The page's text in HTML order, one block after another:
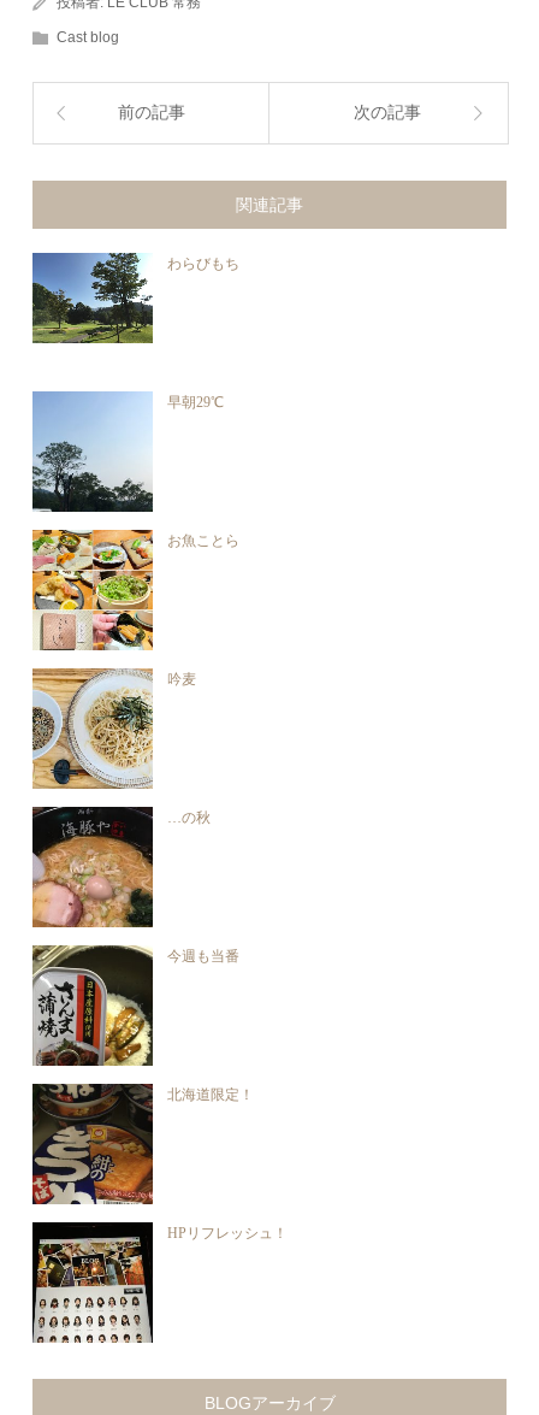
Cast blog
前の記事 次の記事
関連記事
わらびもち
早朝29℃
お魚ことら
吟麦
…の秋
今週も当番
北海道限定！
HPリフレッシュ！
BLOGアーカイブ